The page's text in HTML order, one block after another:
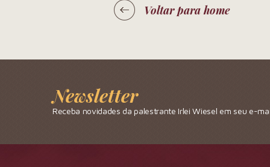
Voltar para home
Newsletter
Receba novidades da palestrante Irlei Wiesel em seu e-